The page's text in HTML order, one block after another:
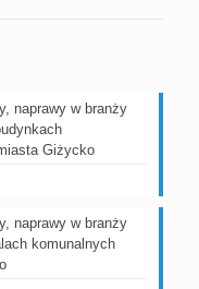
naprawy w branży
Giżycko
naprawy w branży
komunalnych